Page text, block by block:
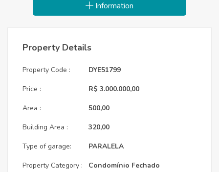
Information
Property Details
Property Code :
Price :
Area :
Building Area :
Type of garage:
Property Category :
DYE51799
R$ 3.000.000,00
500,00
320,00
PARALELA
Condomínio Fechado